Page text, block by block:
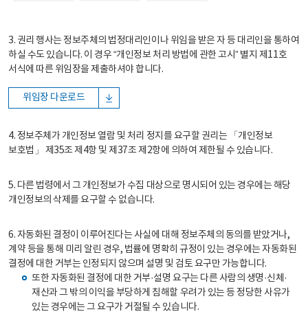
3. 권리 행사는 정보주체의 법정대리인이나 위임을 받은 자 등 대리인을 통하여
하실 수도 있습니다. 이 경우 “개인정보 처리 방법에 관한 고시” 별지 제11호
서식에 따른 위임장을 제출하셔야 합니다.
위임장 다운로드
4. 정보주체가 개인정보 열람 및 처리 정지를 요구할 권리는 「개인정보
보호법」 제35조 제4항 및 제37조 제2항에 의하여 제한될 수 있습니다.
5. 다른 법령에서 그 개인정보가 수집 대상으로 명시되어 있는 경우에는 해당
개인정보의 삭제를 요구할 수 없습니다.
6. 자동화된 결정이 이루어진다는 사실에 대해 정보주체의 동의를 받았거나,
계약 등을 통해 미리 알린 경우, 법률에 명확히 규정이 있는 경우에는 자동화된
결정에 대한 거부는 인정되지 않으며 설명 및 검토 요구만 가능합니다.
또한 자동화된 결정에 대한 거부·설명 요구는 다른 사람의 생명·신체·
재산과 그 밖의 이익을 부당하게 침해할 우려가 있는 등 정당한 사유가
있는 경우에는 그 요구가 거절될 수 있습니다.